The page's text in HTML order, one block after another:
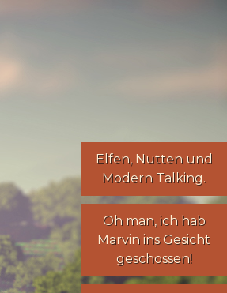
Elfen, Nuttenund
Modern Talking.
Oh man, ich hab
Marvin ins Gesicht
geschossen!